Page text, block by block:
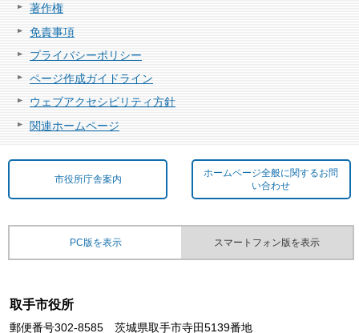
著作権
免責事項
プライバシーポリシー
ページ作成ガイドライン
ウェブアクセシビリティ方針
関連ホームページ
市役所庁舎案内
ホームページ全般に関するお問
い合わせ
PC版を表示 スマートフォン版を表示
取手市役所
郵便番号302-8585 茨城県取手市寺田5139番地